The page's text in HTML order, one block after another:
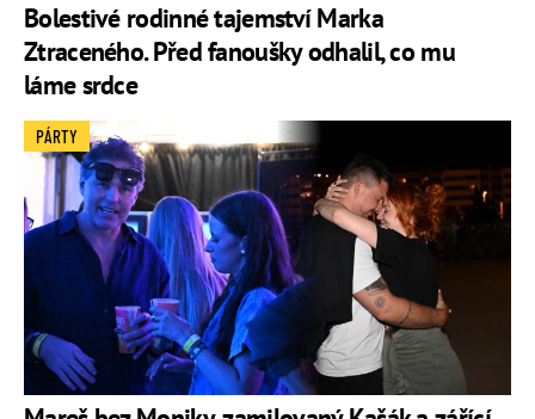
Bolestivé rodinné tajemství Marka
Ztraceného. Před fanoušky odhalil, co mu
láme srdce
PÁRTY